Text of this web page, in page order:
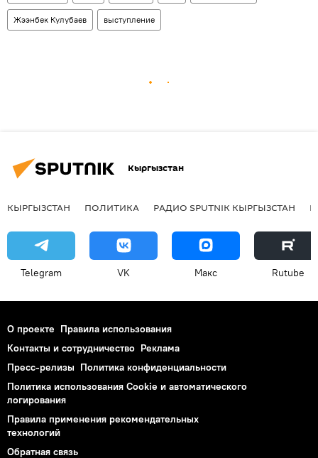
Жээнбек Кулубаев выступление
Кыргызстан
КЫРГЫЗСТАН ПОЛИТИКА РАДИО SPUTNIK КЫРГЫЗСТАН
Telegram VK Макс Rutube
О проекте Правила использования
Контакты и сотрудничество Реклама
Пресс-релизы Политика конфиденциальности
Политика использования Cookie и автоматического
логирования
Правила применения рекомендательных
технологий
Обратная связь